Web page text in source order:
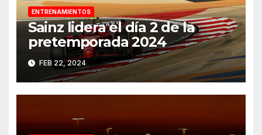
ENTRENAMIENTOS
Sainz lidera el día 2 de la
pretemporada 2024
FEB 22, 2024